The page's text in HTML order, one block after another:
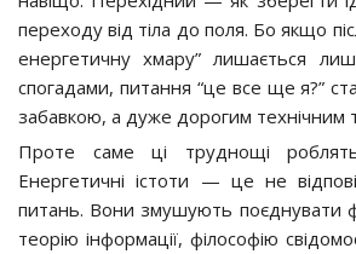
переходу від тіла до поля. Бо якщо
енергетичну хмару” лишається
спогадами, питання “це все ще я?”
забавкою, а дуже дорогим технічним
Проте саме ці труднощі
Енергетичні істоти — це не
питань. Вони змушують поєднувати
теорію інформації, філософію